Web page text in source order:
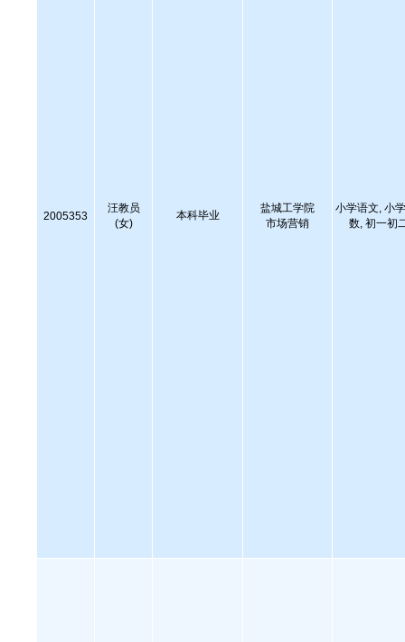
2005353
汪教员
(女)
本科毕业
盐城工学院
市场营销
小学语文, 小
数, 初一初